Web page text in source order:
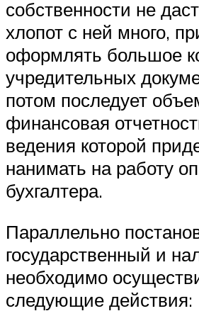
собственности не
хлопот с ней много,
оформлять большое
учредительных
потом последует
финансовая
ведения которой
нанимать на работу
бухгалтера.
Параллельно
государственный и
необходимо
следующие действия: